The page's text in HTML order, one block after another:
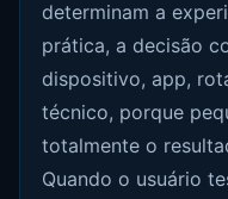
determinam a
prática, a decisão
dispositivo, app,
técnico, porque
totalmente o
Quando o usuário